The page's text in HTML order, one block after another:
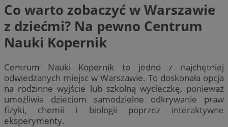
Co warto zobaczyć w Warszawie
z dziećmi? Na pewno Centrum
Nauki Kopernik
Centrum Nauki Kopernik to jedno z najchętniej
odwiedzanych miejsc w Warszawie. To doskonała opcja
na rodzinne wyjście lub szkolną wycieczkę, ponieważ
umożliwia dzieciom samodzielne odkrywanie praw
fizyki, chemii i biologii poprzez interaktywne
eksperymenty.